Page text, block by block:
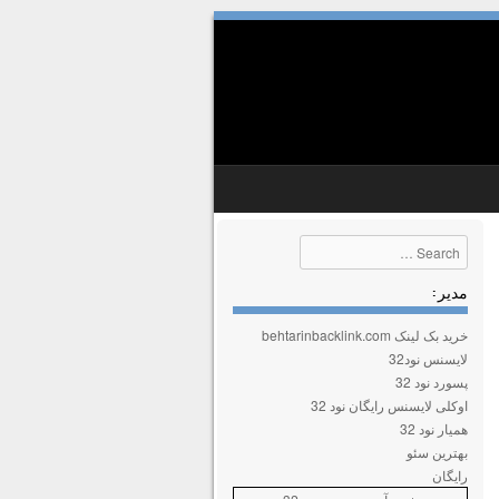
Search
مدیر :
خرید بک لینک behtarinbacklink.com
لایسنس نود32
پسورد نود 32
اوکلی لایسنس رایگان نود 32
همیار نود 32
بهترین سئو
رایگان